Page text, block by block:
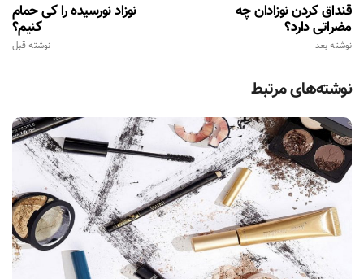
نوزاد نورسیده را کی حمام
کنیم؟
نوشته قبل
قنداق کردن نوزادان چه
مضراتی دارد؟
نوشته بعد
نوشته‌های مرتبط